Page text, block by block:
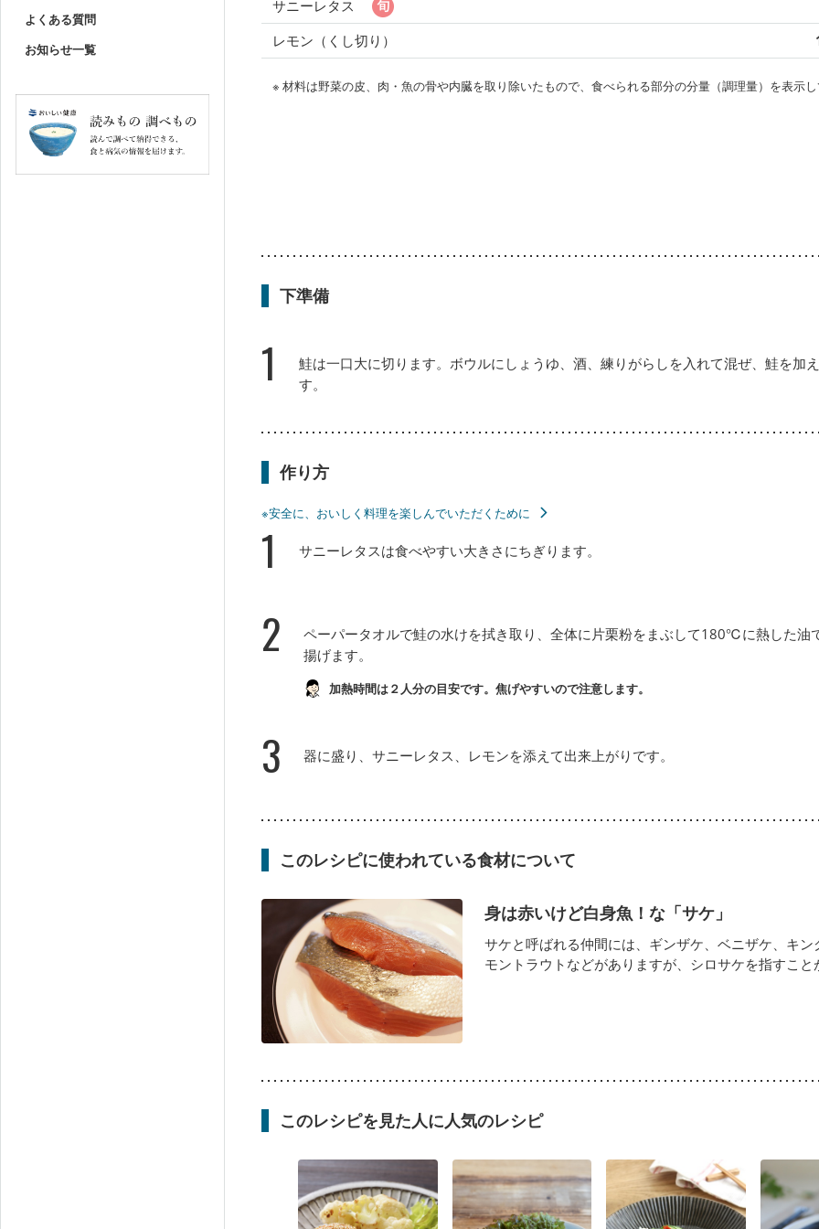
よくある質問
お知らせ一覧
サニーレタス
レモン（くし切り）
※ 材料は野菜の皮、肉・魚の骨や内臓を取り除いたもので、食べられる部分の分量（調理量）を表示し
下準備
1
鮭は一口大に切ります。ボウルにしょうゆ、酒、練りがらしを入れて混ぜ、鮭を加
す。
作り方
※安全に、おいしく料理を楽しんでいただくために
1 サニーレタスは食べやすい大きさにちぎります。
2
ペーパータオルで鮭の水けを拭き取り、全体に片栗粉をまぶして180℃に熱した油
揚げます。
加熱時間は２人分の目安です。焦げやすいので注意します。
3 器に盛り、サニーレタス、レモンを添えて出来上がりです。
このレシピに使われている食材について
身は赤いけど白身魚！な「サケ」
サケと呼ばれる仲間には、ギンザケ、ベニザケ、キン
モントラウトなどがありますが、シロサケを指すこと
このレシピを見た人に人気のレシピ